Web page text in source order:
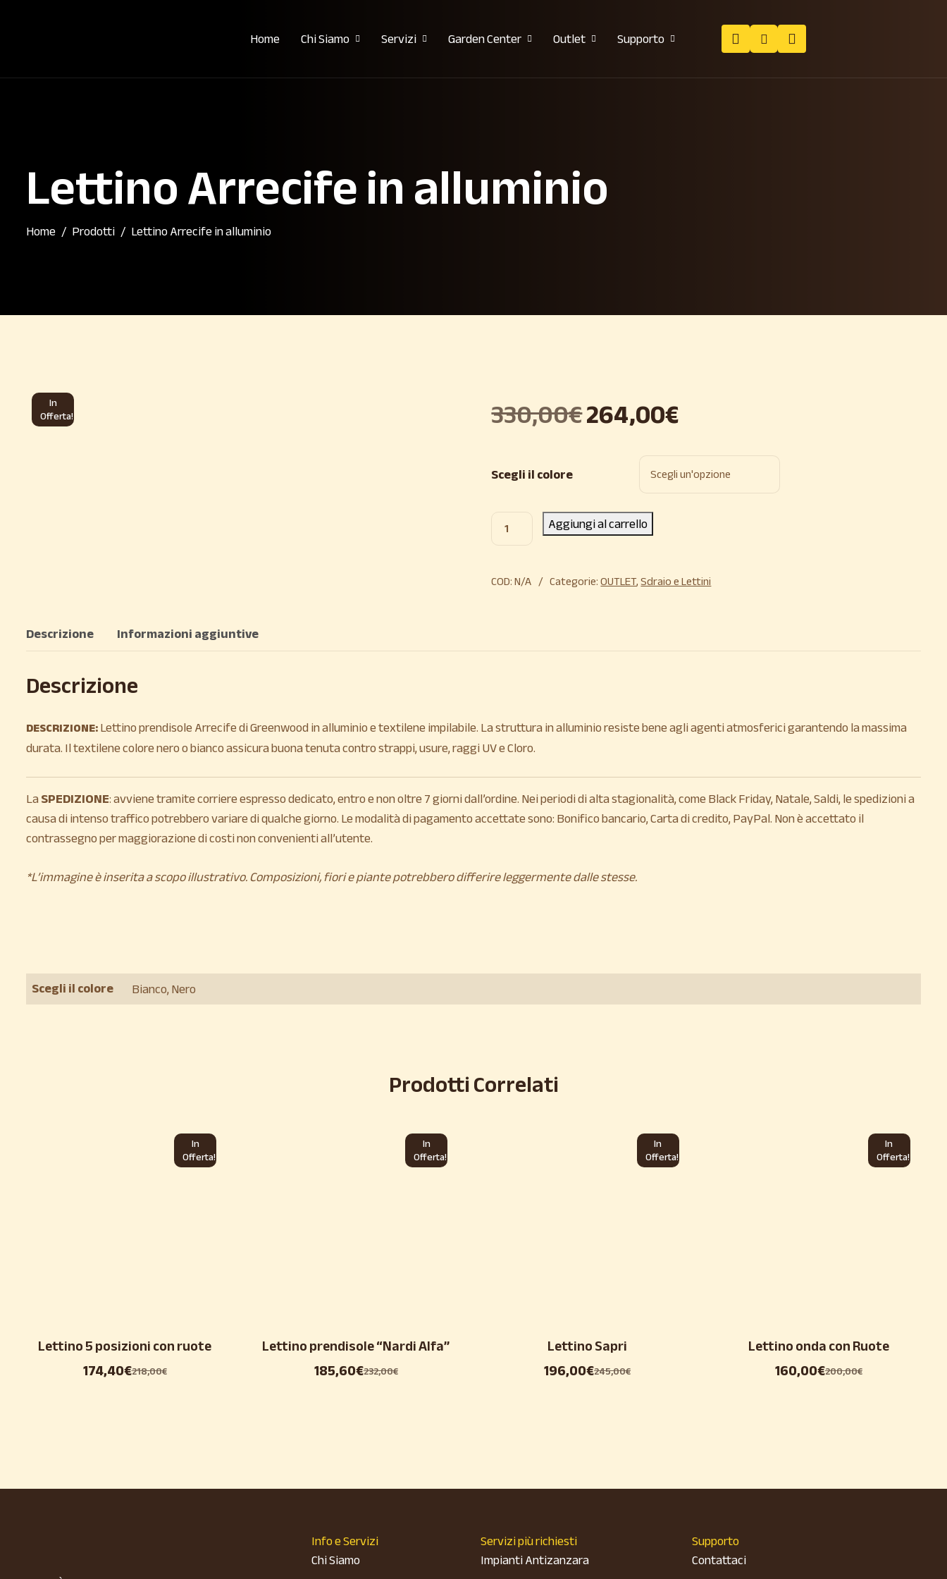
Home Chi Siamo Servizi Garden Center Outlet Supporto
Lettino Arrecife in alluminio
Home Prodotti Lettino Arrecife in alluminio
In
Offerta! 330,00€264,00€
Scegli il colore
Aggiungi al carrello
COD:N/A Categorie:OUTLET,Sdraio e Lettini
Descrizione Informazioni aggiuntive
Descrizione
DESCRIZIONE:Lettino prendisole Arrecife di Greenwood in alluminio e textilene impilabile. La struttura in alluminio resiste bene agli agenti atmosferici garantendo la massima
durata. Il textilene colore nero o bianco assicura buona tenuta contro strappi, usure, raggi UV e Cloro.
LaSPEDIZIONE: avviene tramite corriere espresso dedicato, entro e non oltre 7 giorni dall’ordine. Nei periodi di alta stagionalità, come Black Friday, Natale, Saldi, le spedizioni a
causa di intenso traffico potrebbero variare di qualche giorno. Le modalità di pagamento accettate sono: Bonifico bancario, Carta di credito, PayPal. Non è accettato il
contrassegno per maggiorazione di costi non convenienti all’utente.
*L’immagine è inserita a scopo illustrativo. Composizioni, fiori e piante potrebbero differire leggermente dalle stesse.
Scegli il colore Bianco, Nero
Prodotti Correlati
In
Offerta!
Lettino 5 posizioni con ruote
218,00€
174,40€
In
Offerta!
Lettino prendisole “Nardi Alfa”
232,00€
185,60€
In
Offerta!
Lettino Sapri
245,00€
196,00€
In
Offerta!
Lettino onda con Ruote
200,00€
160,00€
Info e Servizi
Chi Siamo
Servizi più richiesti
Impianti Antizanzara
Supporto
Contattaci